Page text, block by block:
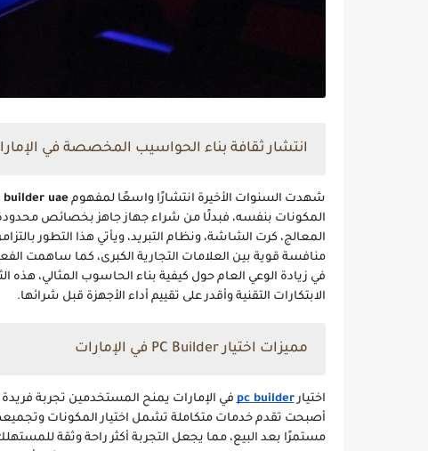
انتشار ثقافة بناء الحواسيب المخصصة في
شهدت السنوات الأخيرة انتشارًا واسعًا لمفهومbuilder uae
المكونات بنفسه، فبدلًا من شراء جهاز جاهز بخصائص
المعالج، كرت الشاشة، ونظام التبريد، ويأتي هذا التطور
منافسة قوية بين العلامات التجارية الكبرى، كما ساهمت
في زيادة الوعي العام حول كيفية بناء الحاسوب المثالي،
الابتكارات التقنية وأقدر على تقييم أداء الأجهزة قبل شرائها.
مميزات اختيار PC Builder في الإمارات
اختيارpc builderفي الإمارات يمنح المستخدمين تجربة
أصبحت تقدم خدمات متكاملة تشمل اختيار المكونات
مستمرًا بعد البيع، مما يجعل التجربة أكثر راحة وثقة